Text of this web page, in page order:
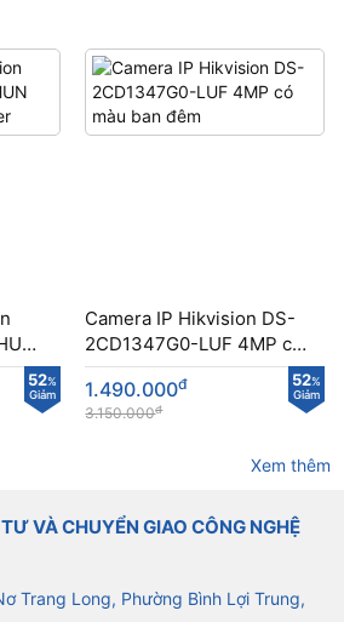
52%
Giảm
Camera IP Hikvision DS-
2CD1347G0-LUF 4MP có
màu ban đêm
52%
Giảm
1.490.000đ
3.150.000đ
Xem thêm
VÀ CHUYỂN GIAO CÔNG NGHỆ
Trang Long, Phường Bình Lợi Trung,